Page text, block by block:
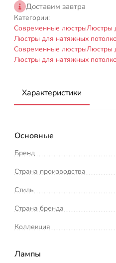
Доставим завтра
Категории:
Современные люстрыЛюстры
Люстры для натяжных
Современные люстрыЛюстры
Люстры для натяжных
Характеристики
Основные
Бренд
Страна производства
Стиль
Страна бренда
Коллекция
Лампы